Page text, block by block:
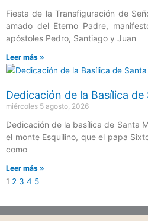
Fiesta de la Transfiguración de
amado del Eterno Padre,
apóstoles Pedro, Santiago y Juan
Leer más »
Dedicación de la Basílica de
miércoles 5 agosto, 2026
Dedicación de la basílica de Santa
el monte Esquilino, que el papa
como
Leer más »
1 2 3 4 5